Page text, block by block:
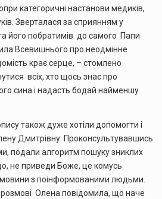
категоричні настанови медиків,
Зверталася за сприянням у
його побратимів до самого Папи
Всевишнього про неодмінне
крає серце, – стомлено
всіх, хто щось знає про
сина і надасть бодай найменшу
також дуже хотіли допомогти і
Дмитрівну. Проконсультувавшись
подали алгоритм пошуку зниклих
не приведи Боже, це комусь
з поінформованими людьми.
Олена повідомила, що наче